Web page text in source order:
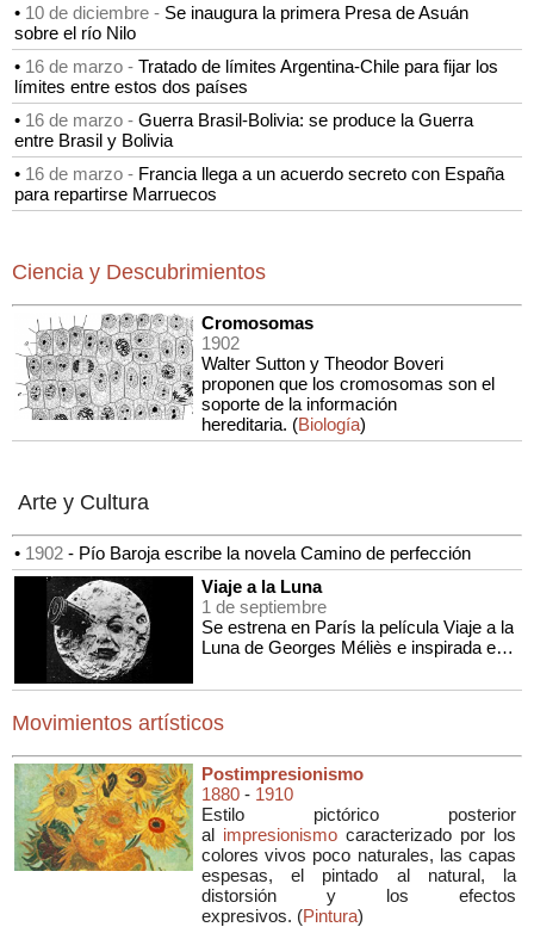
• 10 de diciembre - Se inaugura la primera Presa de Asuán
sobre el río Nilo
• 16 de marzo - Tratado de límites Argentina-Chile para fijar los
límites entre estos dos países
• 16 de marzo - Guerra Brasil-Bolivia: se produce la Guerra
entre Brasil y Bolivia
• 16 de marzo - Francia llega a un acuerdo secreto con España
para repartirse Marruecos
Ciencia y Descubrimientos
Cromosomas
1902
Walter Sutton y Theodor Boveri
proponen que los cromosomas son el
soporte de la información
hereditaria. (Biología)
Arte y Cultura
• 1902 - Pío Baroja escribe la novela Camino de perfección
Viaje a la Luna
1 de septiembre
Se estrena en París la película Viaje a la
Luna de Georges Méliès e inspirada en
Verne (De la Tierra a la Luna) o de H.G.
Luna).
Movimientos artísticos
Postimpresionismo
1880 - 1910
Estilo pictórico posterior
al impresionismo caracterizado por los
colores vivos poco naturales, las capas
espesas, el pintado al natural, la
distorsión y los efectos
expresivos. (Pintura)